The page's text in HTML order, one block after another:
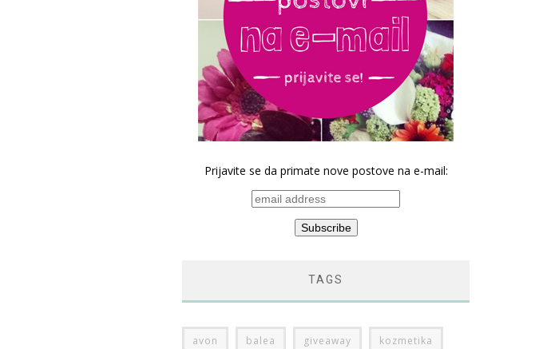
Prijavite se da primate nove postove na e-mail:
TAGS
avon balea giveaway kozmetika